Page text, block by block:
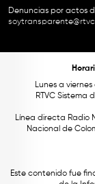
Denuncias por actos
Lunes a
RTVC Sistema
Línea directa Radio
Nacional de
Este contenido fue